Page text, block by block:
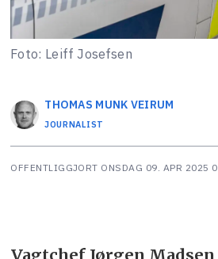
Foto: Leiff Josefsen
THOMAS MUNK VEIRUM
JOURNALIST
OFFENTLIGGJORT ONSDAG 09. APR 2025
Vagtchef Jørgen Madsen